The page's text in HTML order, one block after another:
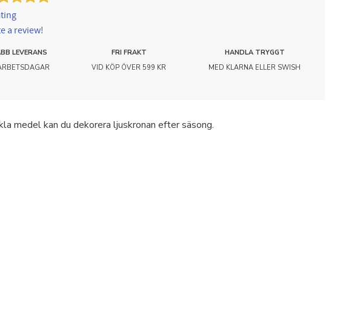
a review!
LEVERANS
FRI FRAKT
VID KÖP ÖVER 599 KR
HANDLA TRYGGT
MED KLARNA ELLER SWISH
medel kan du dekorera ljuskronan efter säsong.